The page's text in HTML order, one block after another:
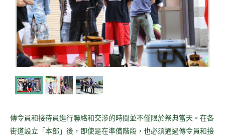
傳令員和接待員進行聯絡和交涉的時間並不僅限於祭典當天。在各
街道設立「本部」後，即使是在準備階段，也必須通過傳令員和接